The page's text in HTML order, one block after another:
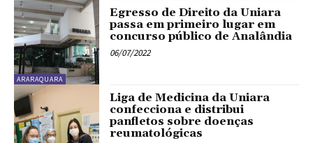
ARARAQUARA
Egresso de Direito da Uniara
passa em primeiro lugar em
concurso público de Analândia
06/07/2022
Liga de Medicina da Uniara
confecciona e distribui
panfletos sobre doenças
reumatológicas